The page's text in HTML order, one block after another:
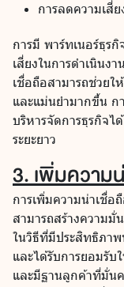
การลดความเสี่
การมี พาร์ทเนอร์ธุร
เสี่ยงในการดำเนินง
เชื่อถือสามารถช่วยใ
และแม่นยำมากขึ้น ก
บริหารจัดการธุรกิจไ
ระยะยาว
3. เพิ่มความ
การเพิ่มความน่าเชื่
สามารถสร้างความมั่
ในวิธีที่มีประสิทธิภา
และได้รับการยอมรั
และมีฐานลูกค้าที่มั่นค